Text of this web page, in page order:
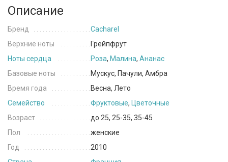
Описание
Бренд
Cacharel
Верхние ноты
Грейпфрут
Ноты сердца
Роза, Малина, Ананас
Базовые ноты
Мускус, Пачули, Амбра
Время года
Весна, Лето
Семейство
Фруктовые, Цветочные
Возраст
до 25, 25-35, 35-45
Пол
женские
Год
2010